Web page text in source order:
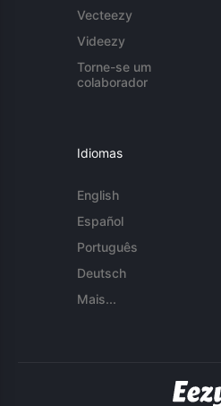
Vecteezy
Videezy
Torne-se um
colaborador
Idiomas
English
Español
Português
Deutsch
Mais...